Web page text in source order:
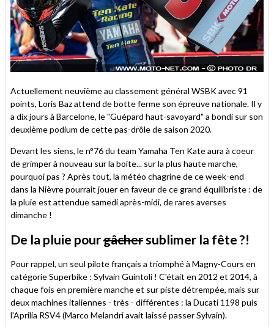
Actuellement neuvième au classement général WSBK avec 91
points, Loris Baz attend de botte ferme son épreuve nationale. Il y
a dix jours à Barcelone, le "Guépard haut-savoyard" a bondi sur son
deuxième podium de cette pas-drôle de saison 2020.
Devant les siens, le n°76 du team Yamaha Ten Kate aura à coeur
de grimper à nouveau sur la boite... sur la plus haute marche,
pourquoi pas ? Après tout, la météo chagrine de ce week-end
dans la Nièvre pourrait jouer en faveur de ce grand équilibriste : de
la pluie est attendue samedi après-midi, de rares averses
dimanche !
De la pluie pourgâchersublimer la fête ?!
Pour rappel, un seul pilote français a triomphé à Magny-Cours en
catégorie Superbike : Sylvain Guintoli ! C'était en 2012 et 2014, à
chaque fois en première manche et sur piste détrempée, mais sur
deux machines italiennes - très - différentes : la Ducati 1198 puis
l'Aprilia RSV4 (Marco Melandri avait laissé passer Sylvain).